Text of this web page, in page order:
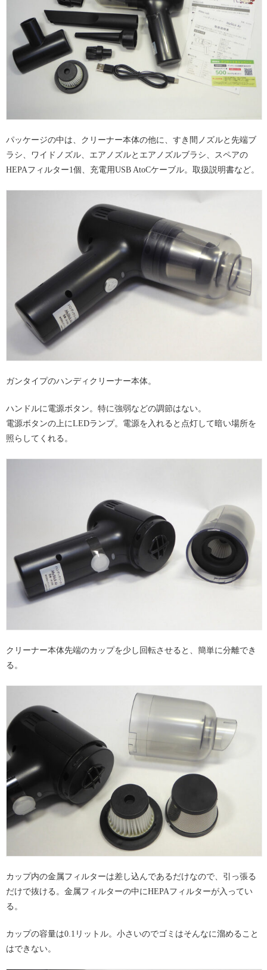
パッケージの中は、クリーナー本体の他に、すき間ノズルと先端ブ
ラシ、ワイドノズル、エアノズルとエアノズルブラシ、スペアの
HEPAフィルター1個、充電用USB AtoCケーブル。取扱説明書など。
ガンタイプのハンディクリーナー本体。
ハンドルに電源ボタン。特に強弱などの調節はない。
電源ボタンの上にLEDランプ。電源を入れると点灯して暗い場所を
照らしてくれる。
クリーナー本体先端のカップを少し回転させると、簡単に分離でき
る。
カップ内の金属フィルターは差し込んであるだけなので、引っ張る
だけで抜ける。金属フィルターの中にHEPAフィルターが入ってい
る。
カップの容量は0.1リットル。小さいのでゴミはそんなに溜めること
はできない。